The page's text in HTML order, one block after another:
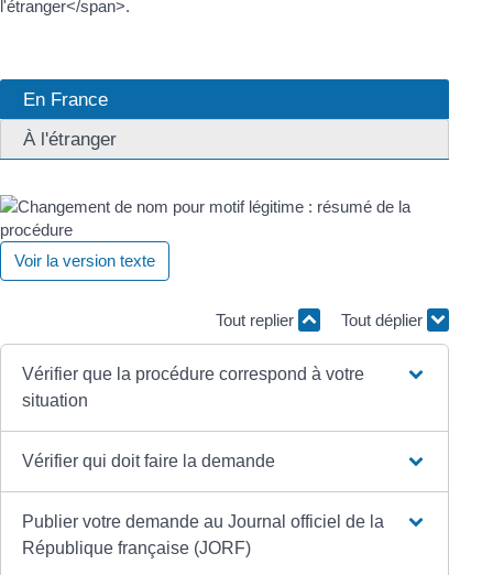
l'étranger</span>.
En France
À l'étranger
Voir la version texte
Tout replier Tout déplier
Vérifier que la procédure correspond à votre
situation
Vérifier qui doit faire la demande
Publier votre demande au Journal officiel de la
République française (JORF)